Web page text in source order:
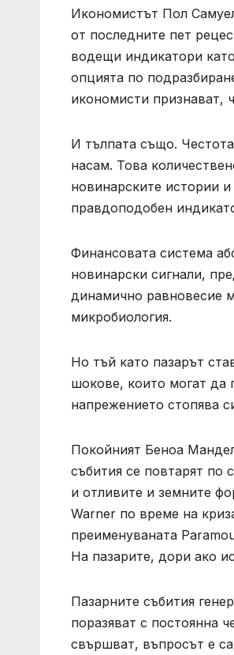
Икономистът Пол
от последните пет
водещи индикатори
опцията по
икономисти признават,
И тълпата също.
насам. Това
новинарските истории
правдоподобен
Финансовата система
новинарски сигнали,
динамично равновесие
микробиология.
Но тъй като пазарът
шокове, които могат да
напрежението стопява
Покойният Беноа
събития се повтарят
и отливите и земните
Warner по време на
преименуваната
На пазарите, дори ако
Пазарните събития
поразяват с постоянна
свършват, въпросът е